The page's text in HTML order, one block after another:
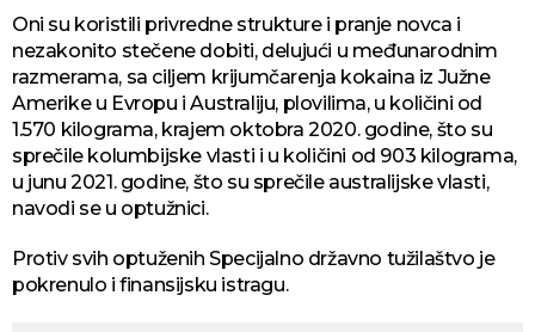
Oni su koristili privredne strukture i pranje novca i
nezakonito stečene dobiti, delujući u međunarodnim
razmerama, sa ciljem krijumčarenja kokaina iz Južne
Amerike u Evropu i Australiju, plovilima, u količini od
1.570 kilograma, krajem oktobra 2020. godine, što su
sprečile kolumbijske vlasti i u količini od 903 kilograma,
u junu 2021. godine, što su sprečile australijske vlasti,
navodi se u optužnici.
Protiv svih optuženih Specijalno državno tužilaštvo je
pokrenulo i finansijsku istragu.